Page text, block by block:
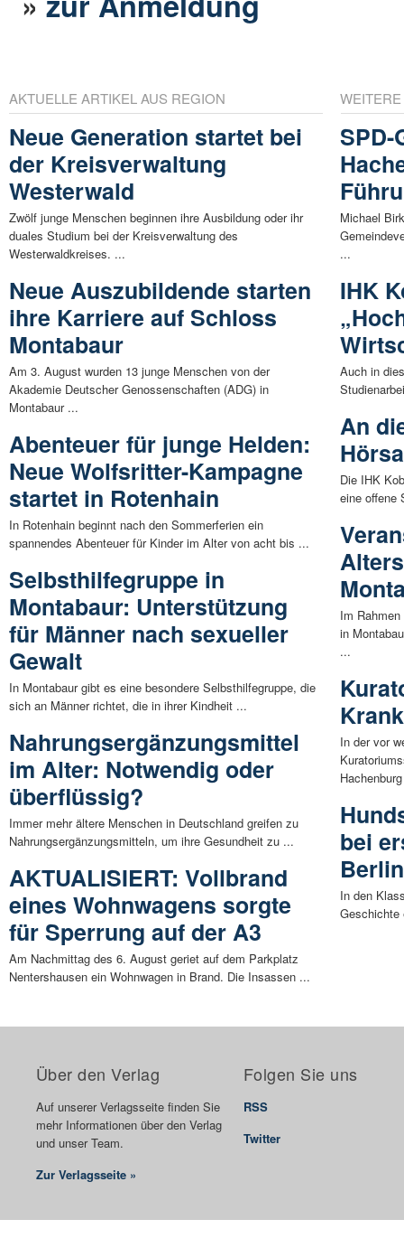
AKTUELLE ARTIKEL AUS REGION
Neue Generation startet bei
der Kreisverwaltung
Westerwald
Zwölf junge Menschen beginnen ihre Ausbildung oder ihr
duales Studium bei der Kreisverwaltung des
Westerwaldkreises. ...
Neue Auszubildende starten
ihre Karriere auf Schloss
Montabaur
Am 3. August wurden 13 junge Menschen von der
Akademie Deutscher Genossenschaften (ADG) in
Montabaur ...
Abenteuer für junge Helden:
Neue Wolfsritter-Kampagne
startet in Rotenhain
In Rotenhain beginnt nach den Sommerferien ein
spannendes Abenteuer für Kinder im Alter von acht bis ...
Selbsthilfegruppe in
Montabaur: Unterstützung
für Männer nach sexueller
Gewalt
In Montabaur gibt es eine besondere Selbsthilfegruppe, die
sich an Männer richtet, die in ihrer Kindheit ...
Nahrungsergänzungsmittel
im Alter: Notwendig oder
überflüssig?
Immer mehr ältere Menschen in Deutschland greifen zu
Nahrungsergänzungsmitteln, um ihre Gesundheit zu ...
AKTUALISIERT: Vollbrand
eines Wohnwagens sorgte
für Sperrung auf der A3
Am Nachmittag des 6. August geriet auf dem Parkplatz
Nentershausen ein Wohnwagen in Brand. Die Insassen ...
SPD-
Michael
...
IHK
Auch in
An
Die IHK
eine offene
Im
in
...
In der vor
bei
Berlin
In den
Über den Verlag
Auf unserer Verlagsseite finden Sie
mehr Informationen über den Verlag
und unser Team.
Zur Verlagsseite »
Folgen Sie uns
RSS
Twitter